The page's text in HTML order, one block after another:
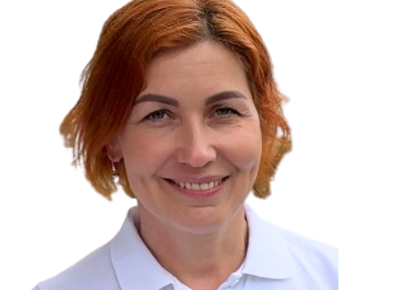
Cookies, ktoré používame
Technické a nevyhnutné cookies
Analytické a marketingové cookies
Reklamné úložisko
Reklamné používateľské dáta
Personalizácia reklám
Povoliť vybrané
Odmietnuť